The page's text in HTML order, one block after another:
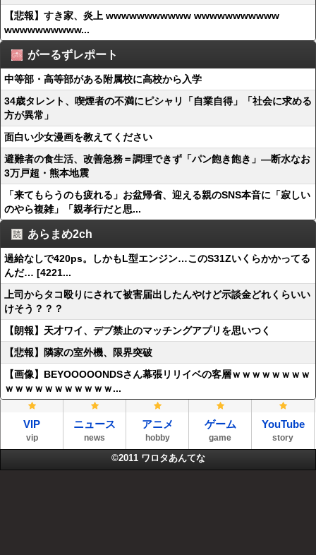
【悲報】すき家、炎上 wwwwwwwwwww wwwwwwwwwww
wwwwwwwwww...
がーるずレポート
中等部・高等部がある附属校に高校から入学
34歳タレント、喫煙者の不満にピシャリ「自業自得」「社会に求める
方が異常」
面白い少女漫画を教えてください
避難者の食生活、改善急務＝調理できず「パン飽き飽き」―断水なお
3万戸超・熊本地震
「来てもらうのも疲れる」お盆帰省、迎える親のSNS本音に「寂しい
のやら複雑」「親孝行だと思...
あらまめ2ch
過給なしで420ps。しかもL型エンジン…このS31Zいくらかかってる
んだ… [4221...
上司からタコ殴りにされて被害届出したんやけど示談金どれくらいい
けそう？？？
【朗報】天才ワイ、デブ禁止のマッチングアプリを思いつく
【悲報】隣家の室外機、限界突破
【画像】BEYOOOOONDSさん幕張リリイベの客層ｗｗｗｗｗｗｗｗ
ｗｗｗｗｗｗｗｗｗｗｗ...
VIP
vip
ニュース
news
アニメ
hobby
ゲーム
game
YouTube
story
©2011 ワロタあんてな